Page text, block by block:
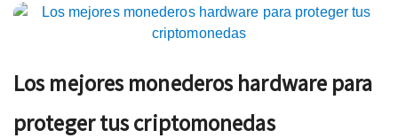
Los mejores monederos hardware para
proteger tus criptomonedas
Navegación
de
entradas